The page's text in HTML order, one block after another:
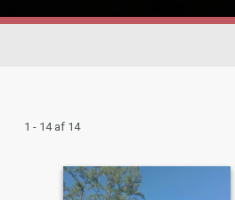
1 - 14 af 14